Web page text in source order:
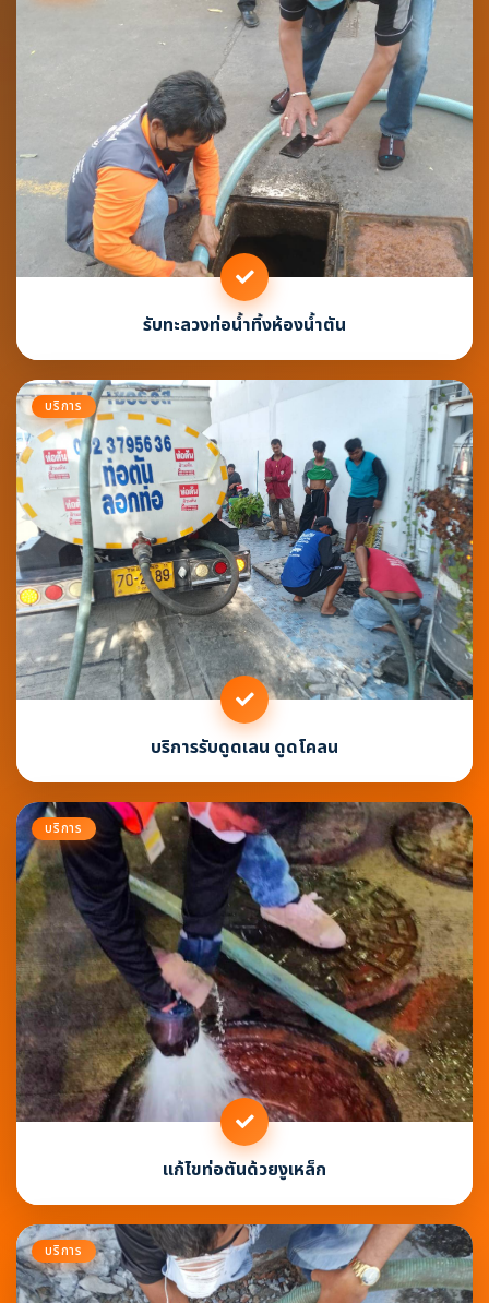
รับทะลวงท่อน้ำทิ้งห้องน้ำตัน
บริการ
บริการรับดูดเลน ดูดโคลน
บริการ
แก้ไขท่อตันด้วยงูเหล็ก
บริการ